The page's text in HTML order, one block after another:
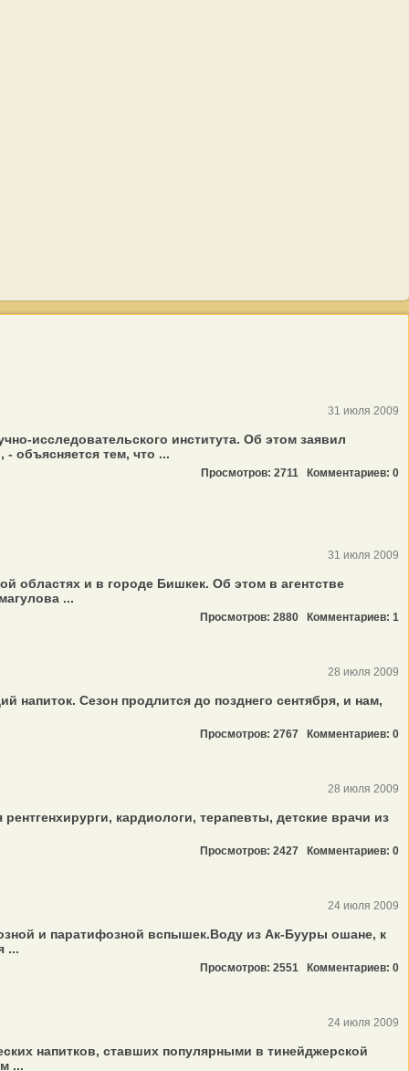
31 июля 2009
исследовательского института. Об этом заявил
объясняется тем, что ...
Просмотров: 2711 Комментариев: 0
31 июля 2009
и в городе Бишкек. Об этом в агентстве
...
Просмотров: 2880 Комментариев: 1
28 июля 2009
Сезон продлится до позднего сентября, и нам,
Просмотров: 2767 Комментариев: 0
28 июля 2009
кардиологи, терапевты, детские врачи из
Просмотров: 2427 Комментариев: 0
24 июля 2009
и паратифозной вспышек.Воду из Ак-Бууры ошане, к
...
Просмотров: 2551 Комментариев: 0
24 июля 2009
напитков, ставших популярными в тинейджерской
...